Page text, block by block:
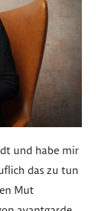
und habe mir
das zu tun
Mut